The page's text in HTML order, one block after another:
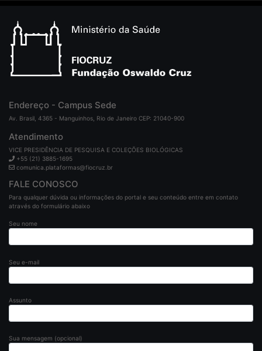
Endereço - Campus Sede
Av. Brasil, 4365 - Manguinhos, Rio de Janeiro CEP: 21040-900
Atendimento
VICE PRESIDÊNCIA DE PESQUISA E COLEÇÕES BIOLÓGICAS
+55 (21) 3885-1695
comunica.plataformas@fiocruz.br
FALE CONOSCO
Para qualquer dúvida ou informações do portal e seu conteúdo entre em contato
através do formulário abaixo
Seu nome
Seu e-mail
Assunto
Sua mensagem (opcional)